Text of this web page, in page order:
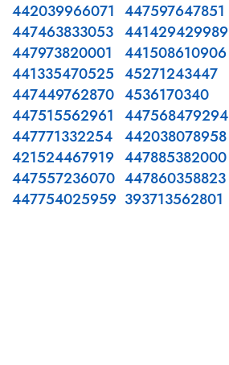
442039966071
447463833053
447973820001
441335470525
447449762870
447515562961
447771332254
421524467919
447557236070
447754025959
447597647851
441429429989
441508610906
45271243447
4536170340
447568479294
442038078958
447885382000
447860358823
393713562801